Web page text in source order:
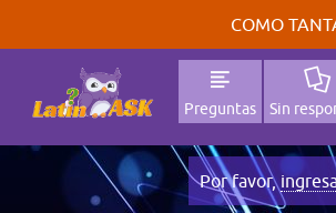
COMO
Preguntas Sin
Por favor,